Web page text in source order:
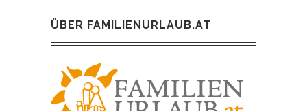
ÜBER FAMILIENURLAUB.AT